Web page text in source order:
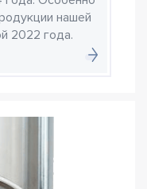
нашей
2022 года.